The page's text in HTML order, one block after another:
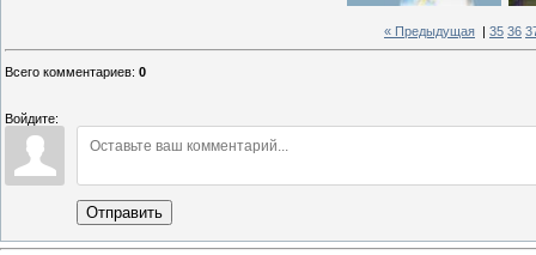
« Предыдущая 35 36
Всего комментариев: 0
Войдите:
Отправить